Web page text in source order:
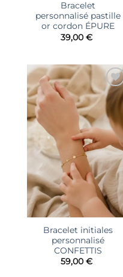
Bracelet
personnalisé pastille
or cordon ÉPURE
39,00 €
Ajouter
à la liste
d’envies
Bracelet initiales
personnalisé
CONFETTIS
59,00 €